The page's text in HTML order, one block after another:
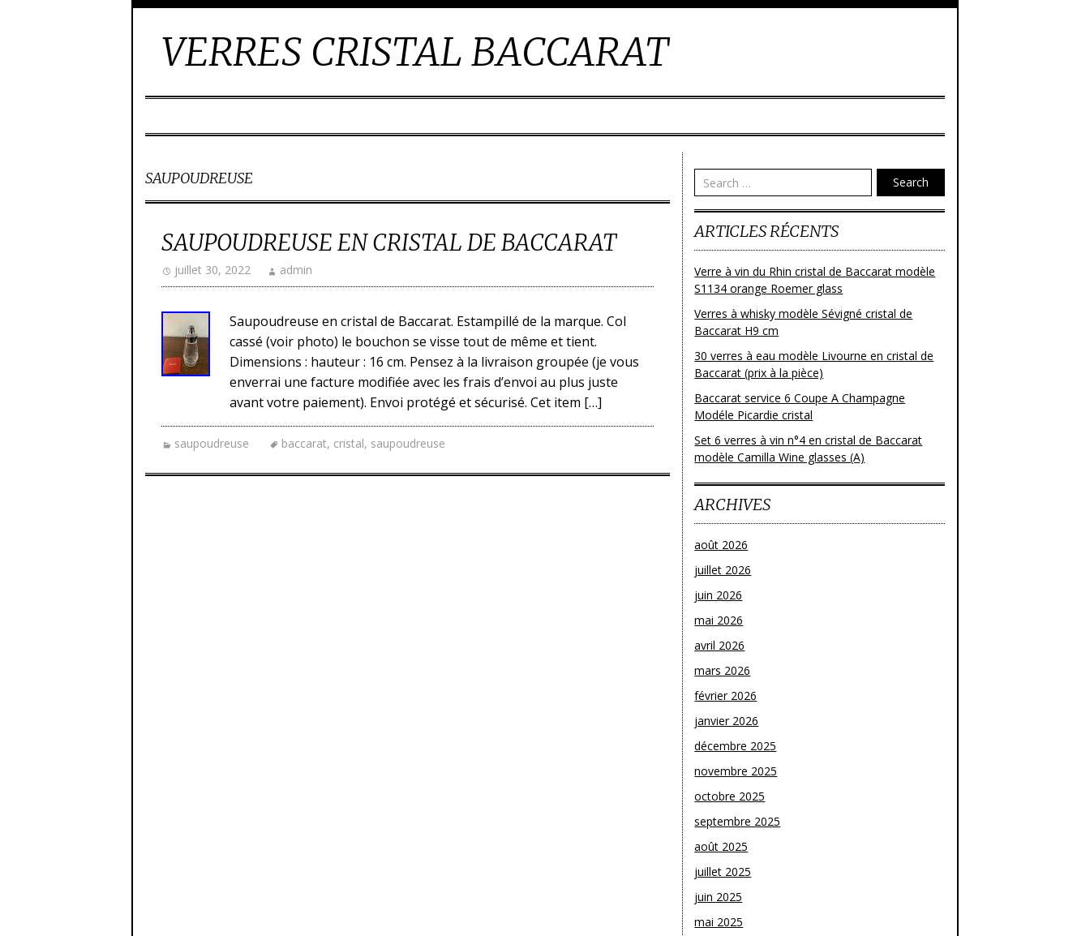
VERRES CRISTAL BACCARAT
SAUPOUDREUSE
SAUPOUDREUSE EN CRISTAL DE BACCARAT
juillet 30, 2022 admin
Saupoudreuse en cristal de Baccarat. Estampillé de la marque. Col
cassé (voir photo) le bouchon se visse tout de même et tient.
Dimensions : hauteur : 16 cm. Pensez à la livraison groupée (je vous
enverrai une facture modifiée avec les frais d’envoi au plus juste
avant votre paiement). Envoi protégé et sécurisé. Cet item […]
saupoudreuse baccarat, cristal, saupoudreuse
Search
ARTICLES RÉCENTS
Verre à vin du Rhin cristal de Baccarat modèle
S1134 orange Roemer glass
Verres à whisky modèle Sévigné cristal de
Baccarat H9 cm
30 verres à eau modèle Livourne en cristal de
Baccarat (prix à la pièce)
Baccarat service 6 Coupe A Champagne
Modéle Picardie cristal
Set 6 verres à vin n°4 en cristal de Baccarat
modèle Camilla Wine glasses (A)
ARCHIVES
août 2026
juillet 2026
juin 2026
mai 2026
avril 2026
mars 2026
février 2026
janvier 2026
décembre 2025
novembre 2025
octobre 2025
septembre 2025
août 2025
juillet 2025
juin 2025
mai 2025